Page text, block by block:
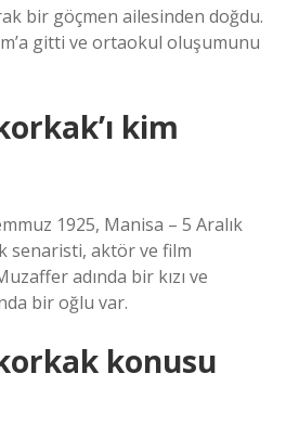
bir göçmen ailesinden doğdu.
gitti ve ortaokul oluşumunu
kim
1925, Manisa – 5 Aralık
senaristi, aktör ve film
adında bir kızı ve
bir oğlu var.
konusu